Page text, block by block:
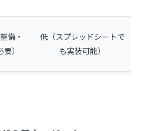
備・
）
低（スプレッドシートで
も実装可能）